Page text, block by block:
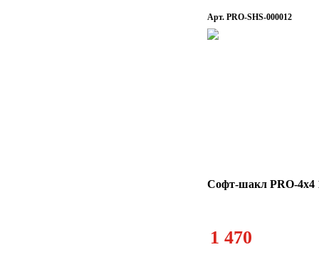
Арт. PRO-SHS-000012
Софт-шакл PRO-4x4
1 470